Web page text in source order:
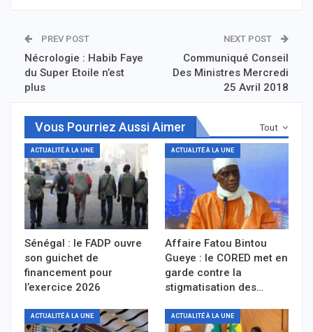
PREV POST
Nécrologie : Habib Faye
du Super Etoile n’est
plus
NEXT POST
Communiqué Conseil
Des Ministres Mercredi
25 Avril 2018
Tout
Vous Pourriez Aussi Aimer
ACTUALITÉ À LA UNE
Sénégal : le FADP ouvre
son guichet de
financement pour
l’exercice 2026
ACTUALITÉ À LA UNE
Affaire Fatou Bintou
Gueye : le CORED met en
garde contre la
stigmatisation des…
ACTUALITÉ À LA UNE ACTUALITÉ À LA UNE